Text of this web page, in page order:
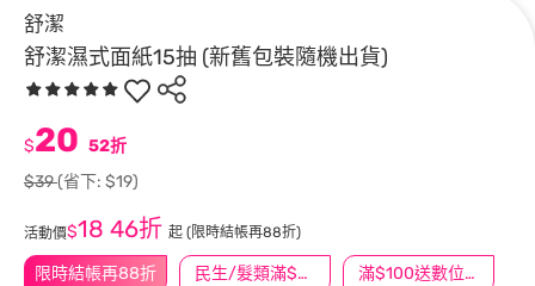
舒潔
舒潔濕式面紙15抽 (新舊包裝隨機出貨)
限時結帳再88折 民生/髮類滿$388送舒潔冰巾 滿$100送數位印花
$20 52折
$39(省下: $19)
活動價$18 46折 起 (限時結帳再88折)